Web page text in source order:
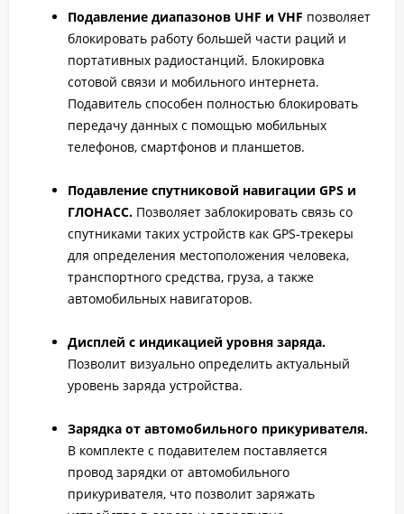
Подавление диапазонов UHF и VHF позволяет
блокировать работу большей части раций и
портативных радиостанций. Блокировка
сотовой связи и мобильного интернета.
Подавитель способен полностью блокировать
передачу данных с помощью мобильных
телефонов, смартфонов и планшетов.
Подавление спутниковой навигации GPS и
ГЛОНАСС. Позволяет заблокировать связь со
спутниками таких устройств как GPS-трекеры
для определения местоположения человека,
транспортного средства, груза, а также
автомобильных навигаторов.
Дисплей с индикацией уровня заряда.
Позволит визуально определить актуальный
уровень заряда устройства.
Зарядка от автомобильного прикуривателя.
В комплекте с подавителем поставляется
провод зарядки от автомобильного
прикуривателя, что позволит заряжать